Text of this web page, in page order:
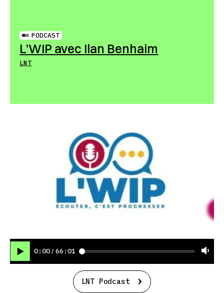
PODCAST
L’WIP avec Ilan Benhaim
LNT
0:00 / 66:01
LNT Podcast